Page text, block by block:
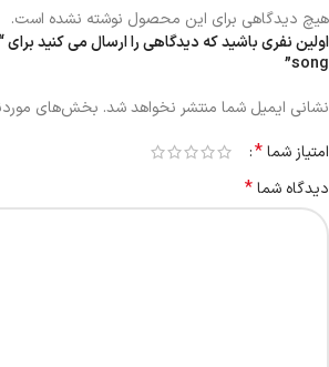
هیچ دیدگاهی برای این محصول نوشته نشده است.
song”
نشانی ایمیل شما منتشر نخواهد شد. بخش‌های
امتیاز شما*
دیدگاه شما*